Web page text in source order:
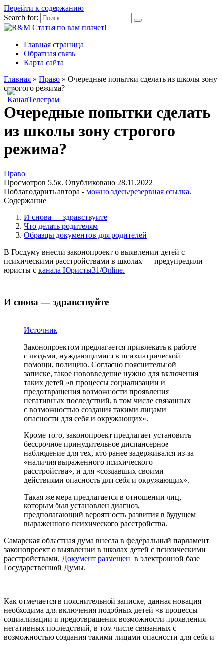
Перейти к содержанию
Search for:
Главная страница
Обратная связь
Карта сайта
Главная » Право » Очередные попытки сделать из школы зону
строгого режима?
Очередные попытки сделать
из школы зону строгого
режима?
Право
Просмотров 5.5к. Опубликовано 28.11.2022
Поблагодарить автора - можно здесь/резервная ссылка.
Содержание
И снова — здравствуйте
Что делать родителям
Образцы документов для родителей
В Госдуму внесли законопроект о выявлении детей с
психическими расстройствами в школах — предупредили
юристы с канала Юристы31/Online.
И снова — здравствуйте
Источник
Законопроектом предлагается привлекать к работе
с людьми, нуждающимися в психиатрической
помощи, полицию. Согласно пояснительной
записке, такое нововведение нужно для включения
таких детей «в процессы социализации и
предотвращения возможности проявления
негативных последствий, в том числе связанных
с возможностью создания такими лицами
опасности для себя и окружающих».
Кроме того, законопроект предлагает установить
бессрочное принудительное диспансерное
наблюдение для тех, кто ранее задерживался из-за
«наличия выраженного психического
расстройства», и для «создавших своими
действиями опасность для себя и окружающих».
Такая же мера предлагается в отношении лиц,
которым был установлен диагноз,
предполагающий вероятность развития в будущем
выраженного психического расстройства.
Самарская областная дума внесла в федеральный парламент
законопроект о выявлении в школах детей с психическими
расстройствами. Документ размещен в электронной базе
Государственной Думы.
Как отмечается в пояснительной записке, данная новация
необходима для включения подобных детей «в процессы
социализации и предотвращения возможности проявления
негативных последствий, в том числе связанных с
возможностью создания такими лицами опасности для себя и